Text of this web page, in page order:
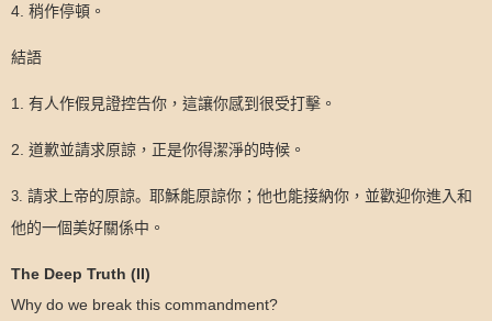
4. 稍作停頓。
結語
1. 有人作假見證控告你，這讓你感到很受打擊。
2. 道歉並請求原諒，正是你得潔淨的時候。
3. 請求上帝的原諒。 耶穌能原諒你；他也能接納你，並歡迎你進入和
他的一個美好關係中。
The Deep Truth (II)
Why do we break this commandment?